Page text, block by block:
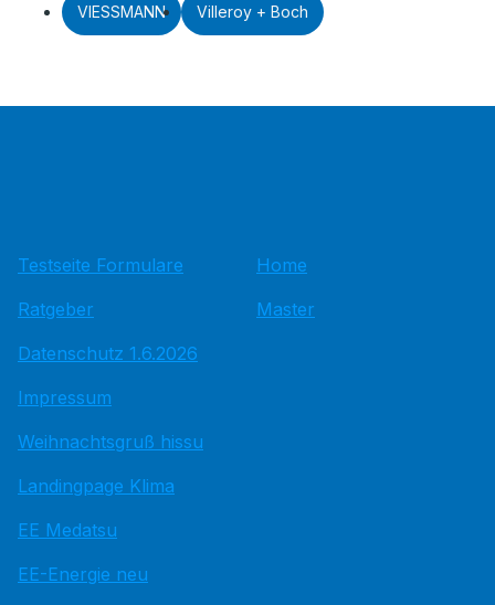
VIESSMANN Villeroy + Boch
Testseite Formulare
Ratgeber
Datenschutz 1.6.2026
Impressum
Weihnachtsgruß hissu
Landingpage Klima
EE Medatsu
EE-Energie neu
Home
Master